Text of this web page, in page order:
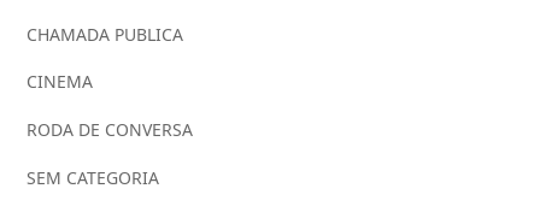
CHAMADA PUBLICA
CINEMA
RODA DE CONVERSA
SEM CATEGORIA